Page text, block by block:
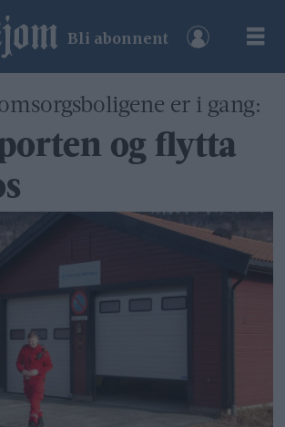
Bli abonnent
er i gang:
og flytta